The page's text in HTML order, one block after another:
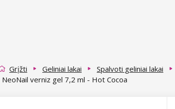
Grįžti Geliniai lakai Spalvoti geliniai lakai
NeoNail verniz gel 7,2 ml - Hot Cocoa